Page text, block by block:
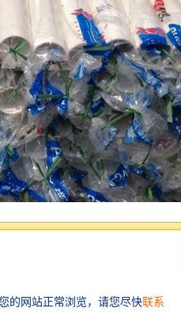
有效地改善了管网的水力条件，